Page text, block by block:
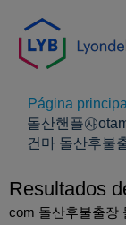
Página principal
돌산핸플㉴
건마 돌산후불
Resultados
com 돌산후불출장